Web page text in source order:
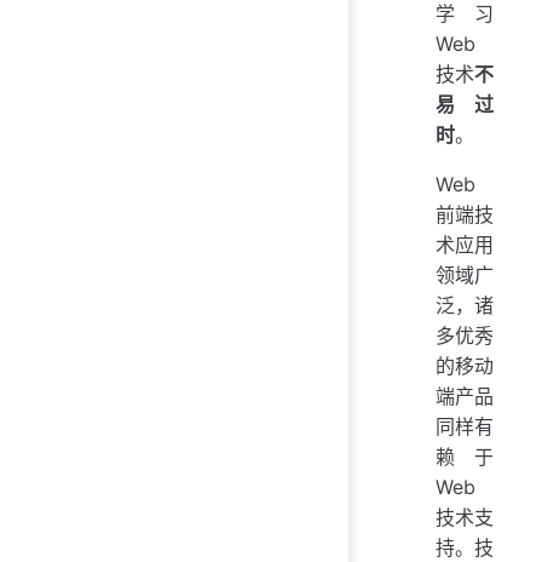
学习
Web
技术不
易过
时。
Web
前端技
术应用
领域广
泛，诸
多优秀
的移动
端产品
同样有
赖于
Web
技术支
持。技